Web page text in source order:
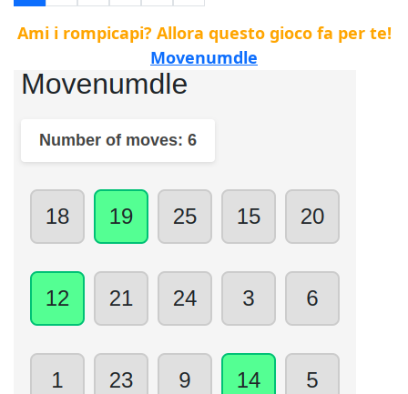
Ami i rompicapi? Allora questo gioco fa per te!
Movenumdle